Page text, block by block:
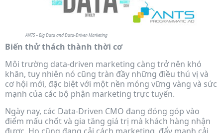
ANTS – Big Data and Data-Driven Marketing
Biến thử thách thành thời cơ
Môi trường data-driven marketing càng trở nên khó
khăn, tuy nhiên nó cũng tràn đầy những điều thú vị và
cơ hội mới, đặc biệt với một nền móng vững vàng và sức
mạnh của các bộ phận marketing trực tuyến.
Ngày nay, các Data-Driven CMO đang đóng góp vào
điểm mấu chốt và gia tăng giá trị mà khách hàng nhận